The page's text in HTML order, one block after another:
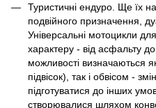
Туристичні ендуро. Ще їх
подвійного призначення,
Універсальні мотоцикли
характеру - від асфальту
можливості визначаються
підвісок), так і обвісом -
підготуватися до інших
створювалися шляхом